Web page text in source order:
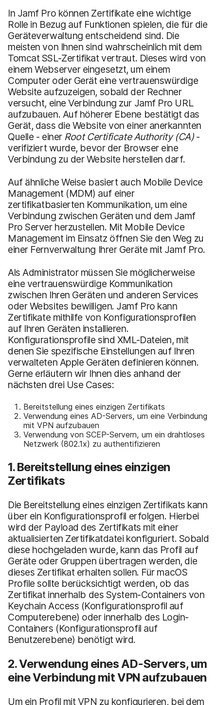
In Jamf Pro können Zertifikate eine wichtige
Rolle in Bezug auf Funktionen spielen, die für die
Geräteverwaltung entscheidend sind. Die
meisten von Ihnen sind wahrscheinlich mit dem
Tomcat SSL-Zertifikat vertraut. Dieses wird von
einem Webserver eingesetzt, um einem
Computer oder Gerät eine vertrauenswürdige
Website aufzuzeigen, sobald der Rechner
versucht, eine Verbindung zur Jamf Pro URL
aufzubauen. Auf höherer Ebene bestätigt das
Gerät, dass die Website von einer anerkannten
Quelle - einer Root Certificate Authority (CA)-
verifiziert wurde, bevor der Browser eine
Verbindung zu der Website herstellen darf.
Auf ähnliche Weise basiert auch Mobile Device
Management (MDM) auf einer
zertifikatbasierten Kommunikation, um eine
Verbindung zwischen Geräten und dem Jamf
Pro Server herzustellen. Mit Mobile Device
Management im Einsatz öffnen Sie den Weg zu
einer Fernverwaltung Ihrer Geräte mit Jamf Pro.
Als Administrator müssen Sie möglicherweise
eine vertrauenswürdige Kommunikation
zwischen Ihren Geräten und anderen Services
oder Websites bewilligen. Jamf Pro kann
Zertifikate mithilfe von Konfigurationsprofilen
auf Ihren Geräten installieren.
Konfigurationsprofile sind XML-Dateien, mit
denen Sie spezifische Einstellungen auf Ihren
verwalteten Apple Geräten definieren können.
Gerne erläutern wir Ihnen dies anhand der
nächsten drei Use Cases:
Bereitstellung eines einzigen Zertifikats
Verwendung eines AD-Servers, um eine Verbindung
mit VPN aufzubauen
Verwendung von SCEP-Servern, um ein drahtloses
Netzwerk (802.1x) zu authentifizieren
1. Bereitstellung eines einzigen
Zertifikats
Die Bereitstellung eines einzigen Zertifikats kann
über ein Konfigurationsprofil erfolgen. Hierbei
wird der Payload des Zertifikats mit einer
aktualisierten Zertifikatdatei konfiguriert. Sobald
diese hochgeladen wurde, kann das Profil auf
Geräte oder Gruppen übertragen werden, die
dieses Zertifikat erhalten sollen. Für macOS
Profile sollte berücksichtigt werden, ob das
Zertifikat innerhalb des System-Containers von
Keychain Access (Konfigurationsprofil auf
Computerebene) oder innerhalb des Login-
Containers (Konfigurationsprofil auf
Benutzerebene) benötigt wird.
2. Verwendung eines AD-Servers, um
eine Verbindung mit VPN aufzubauen
Um ein Profil mit VPN zu konfigurieren, bei dem